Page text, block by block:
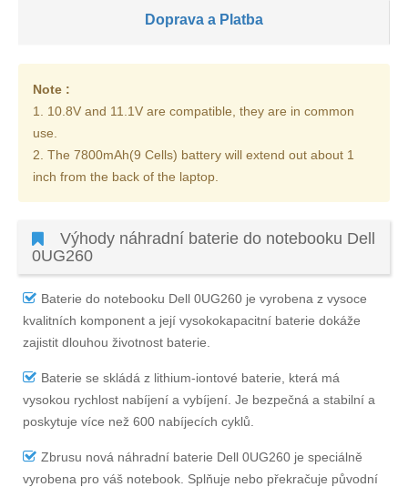
Doprava a Platba
Note :
1. 10.8V and 11.1V are compatible, they are in common
use.
2. The 7800mAh(9 Cells) battery will extend out about 1
inch from the back of the laptop.
Výhody náhradní baterie do notebooku Dell
0UG260
Baterie do notebooku Dell 0UG260 je vyrobena z vysoce
kvalitních komponent a její vysokokapacitní baterie dokáže
zajistit dlouhou životnost baterie.
Baterie se skládá z lithium-iontové baterie, která má
vysokou rychlost nabíjení a vybíjení. Je bezpečná a stabilní a
poskytuje více než 600 nabíjecích cyklů.
Zbrusu nová náhradní baterie Dell 0UG260 je speciálně
vyrobena pro váš notebook. Splňuje nebo překračuje původní